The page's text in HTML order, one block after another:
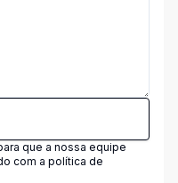
que a nossa equipe
com a política de